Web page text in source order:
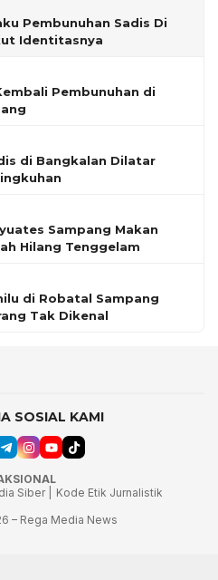
Pembunuhan Sadis Di
Identitasnya
Pembunuhan di
di Bangkalan Dilatar
Sampang Makan
Hilang Tenggelam
di Robatal Sampang
Tak Dikenal
SOSIAL KAMI
Siber |
Kode Etik Jurnalistik
– Rega Media News